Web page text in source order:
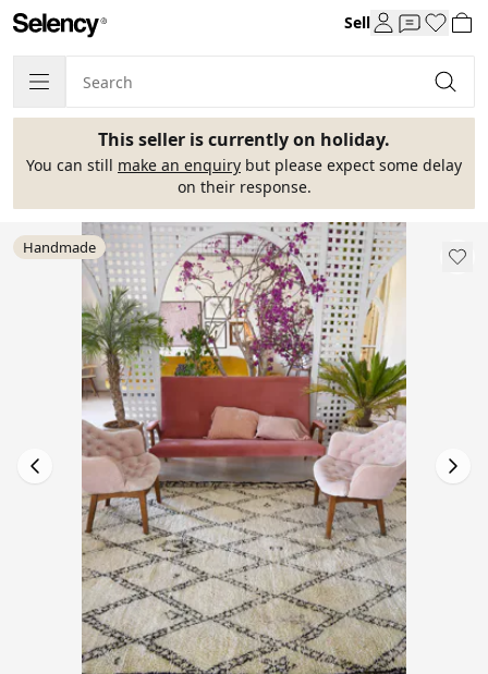
Sell
This seller is currently on holiday.
You can still make an enquiry but please expect some delay
on their response.
Handmade